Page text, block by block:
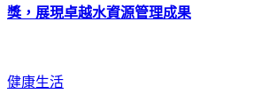
獎，展現卓越水資源管理成果
健康生活